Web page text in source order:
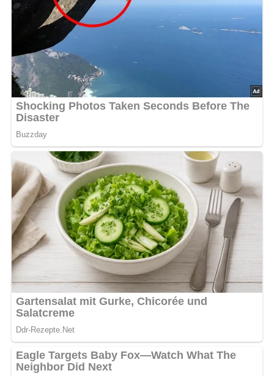
Gemüsesorten zur Hand sind.
Zubereitungszeit:
Kalorien pro Portion: